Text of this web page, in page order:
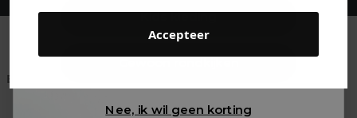
Accepteer
Betaal achteraf met
Kids kleding
Nee, ik wil geen korting